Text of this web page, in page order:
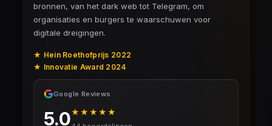
bronnen, van het dark web tot Telegram, om
organisaties en burgers te waarschuwen voor
digitale dreigingen.
★ Hein Roethofprijs 2022
★ Innovatie Award 2024
Google Reviews
5.0★★★★★